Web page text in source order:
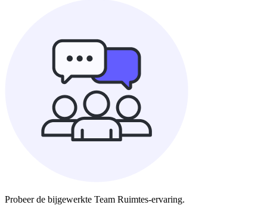
Probeer de bijgewerkte Team Ruimtes-ervaring.